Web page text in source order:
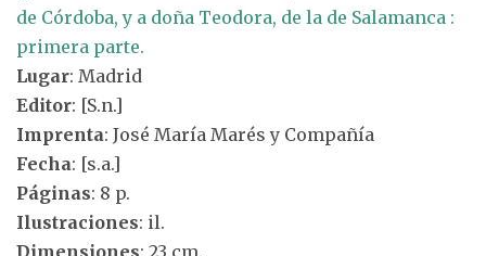
de Córdoba, y a doña Teodora, de la de Salamanca :
primera parte.
Lugar: Madrid
Editor: [S.n.]
Imprenta: José María Marés y Compañía
Fecha: [s.a.]
Páginas: 8 p.
Ilustraciones: il.
Dimensiones: 23 cm.